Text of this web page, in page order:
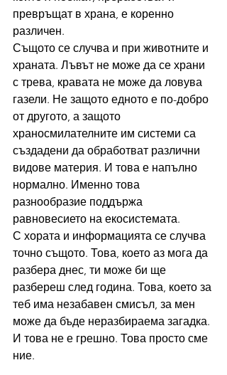
превръщат в храна, е коренно
различен.
Същото се случва и при животните и
храната. Лъвът не може да се храни
с трева, кравата не може да ловува
газели. Не защото едното е по-добро
от другото, а защото
храносмилателните им системи са
създадени да обработват различни
видове материя. И това е напълно
нормално. Именно това
разнообразие поддържа
равновесието на екосистемата.
С хората и информацията се случва
точно същото. Това, което аз мога да
разбера днес, ти може би ще
разбереш след година. Това, което за
теб има незабавен смисъл, за мен
може да бъде неразбираема загадка.
И това не е грешно. Това просто сме
ние.